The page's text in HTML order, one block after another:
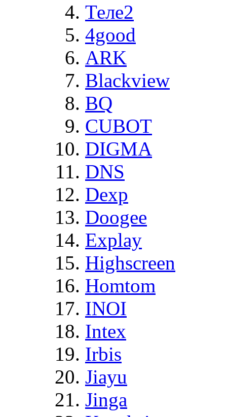
Теле2
4good
ARK
Blackview
BQ
CUBOT
DIGMA
DNS
Dexp
Doogee
Explay
Highscreen
Homtom
INOI
Intex
Irbis
Jiayu
Jinga